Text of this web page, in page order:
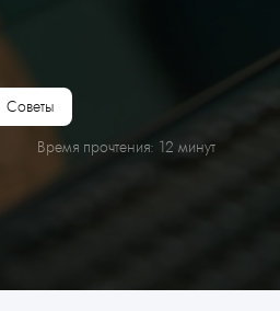
Советы
Время прочтения: 12 минут